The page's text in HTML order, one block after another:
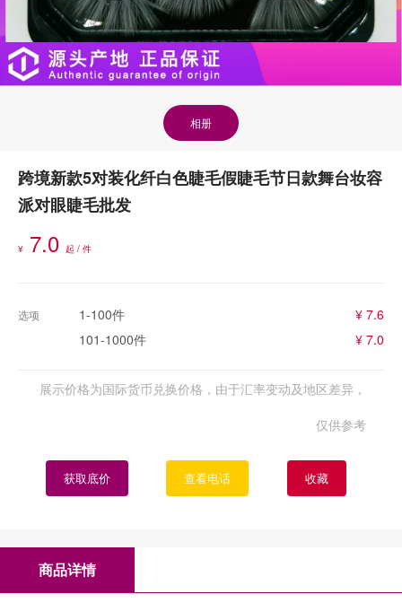
相册
跨境新款5对装化纤白色睫毛假睫毛节日款舞台妆容
派对眼睫毛批发
¥ 7.0 起 / 件
选项 1-100件
¥ 7.6
101-1000件
¥ 7.0
展示价格为国际货币兑换价格，由于汇率变动及地区差异，
仅供参考
获取底价 查看电话 收藏
商品详情